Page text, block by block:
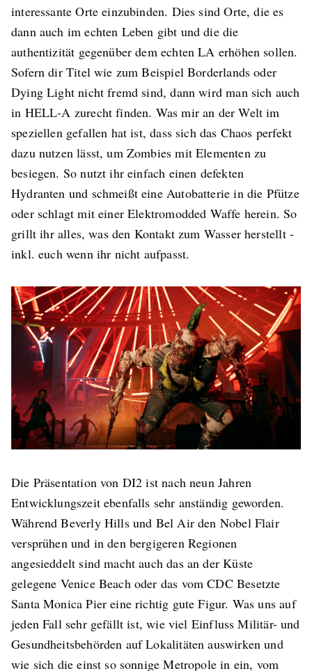
interessante Orte einzubinden. Dies sind Orte, die es
dann auch im echten Leben gibt und die die
authentizität gegenüber dem echten LA erhöhen sollen.
Sofern dir Titel wie zum Beispiel Borderlands oder
Dying Light nicht fremd sind, dann wird man sich auch
in HELL-A zurecht finden. Was mir an der Welt im
speziellen gefallen hat ist, dass sich das Chaos perfekt
dazu nutzen lässt, um Zombies mit Elementen zu
besiegen. So nutzt ihr einfach einen defekten
Hydranten und schmeißt eine Autobatterie in die Pfütze
oder schlagt mit einer Elektromodded Waffe herein. So
grillt ihr alles, was den Kontakt zum Wasser herstellt -
inkl. euch wenn ihr nicht aufpasst.
Die Präsentation von DI2 ist nach neun Jahren
Entwicklungszeit ebenfalls sehr anständig geworden.
Während Beverly Hills und Bel Air den Nobel Flair
versprühen und in den bergigeren Regionen
angesieddelt sind macht auch das an der Küste
gelegene Venice Beach oder das vom CDC Besetzte
Santa Monica Pier eine richtig gute Figur. Was uns auf
jeden Fall sehr gefällt ist, wie viel Einfluss Militär- und
Gesundheitsbehörden auf Lokalitäten auswirken und
wie sich die einst so sonnige Metropole in ein, vom